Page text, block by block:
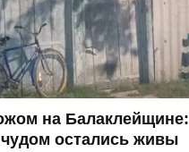
на Балаклейщине:
остались живы